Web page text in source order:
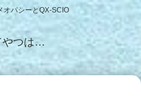
オパシーとQX-SCIO
やつは…